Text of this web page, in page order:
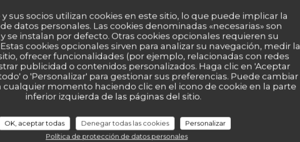
sus socios utilizan cookies en este sitio, lo que puede implicar la
datos personales. Las cookies denominadas «necesarias» son
se instalan por defecto. Otras cookies opcionales requieren su
cookies opcionales sirven para analizar su navegación, medir la
ofrecer funcionalidades (por ejemplo, relacionadas con redes
publicidad o contenidos personalizados. Haga clic en 'Aceptar
o 'Personalizar' para gestionar sus preferencias. Puede cambiar
cualquier momento haciendo clic en el icono de cookie en la parte
inferior izquierda de las páginas del sitio.
OK, aceptar todas Denegar todas las cookies
Personalizar
Política de protección de datos personales
26,00 EUR
19,00 EUR
17,00 EUR